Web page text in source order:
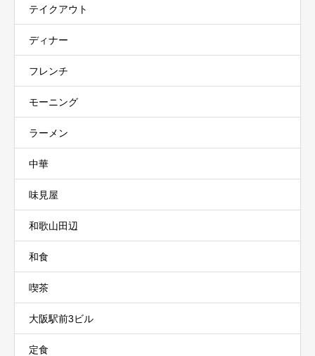
テイクアウト
ディナー
フレンチ
モーニング
ラーメン
中華
味見屋
和歌山田辺
和食
喫茶
大阪駅前3ビル
定食